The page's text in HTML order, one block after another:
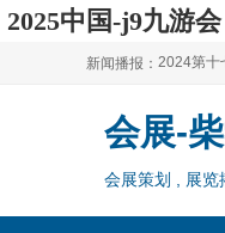
2025中国-j9九游会
新闻播报：
2024上海
2024全球
2024第十
2024全球
2024年上
会展-
会展策划 , 展览